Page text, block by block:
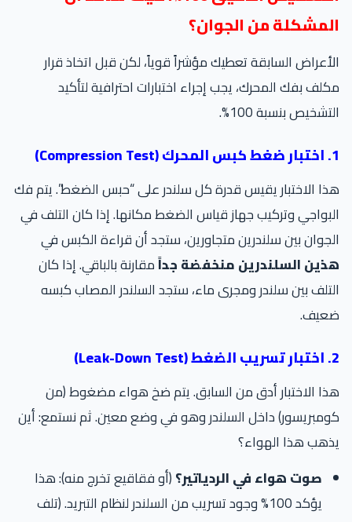
من الجوان؟
السابقة تعطيك مؤشراً قوياً، لكن قبل اتخاذ قرار
بفك المحرك، يجب إجراء اختبارات احترافية لتأكيد
بنسبة 100%.
الاختبار يقيس قدرة كل سلندر على “حبس الضغط”. يتم فك
وتركيب جهاز قياس الضغط مكانها. إذا كان التلف في
بين سلندرين متجاورين، ستجد أن قراءة الكبس في
السلندرين منخفضة جداًمقارنة بالباقي. إذا كان
بين سلندر ومجرى ماء، ستجد السلندر المصاب كبسه
الاختبار أدق من السابق. يتم ضخ هواء مضغوط (من
داخل السلندر وهو في وضع معين. ثم نستمع: أين
هذا الهواء؟
صوت هواء في الردياتير؟(أو فقاقيع تخرج منه): هذا
يؤكد 100% وجود تسريب من السلندر لنظام التبريد. (تلف